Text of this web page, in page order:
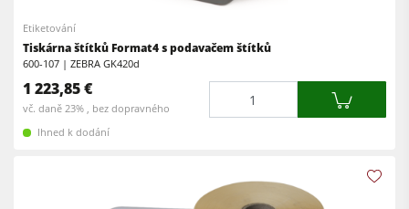
CNC obráběcí centra
Olepovačky hran
Širokopásové brusky
Okružní pily s frézkou
Kombinované stroje
Olepovačky hran
Etiketování
Tiskárna štítků Format4 s podavačem štítků
600-107 | ZEBRA GK420d
1 223,85 €
vč. daně 23% , bez dopravného
Ihned k dodání